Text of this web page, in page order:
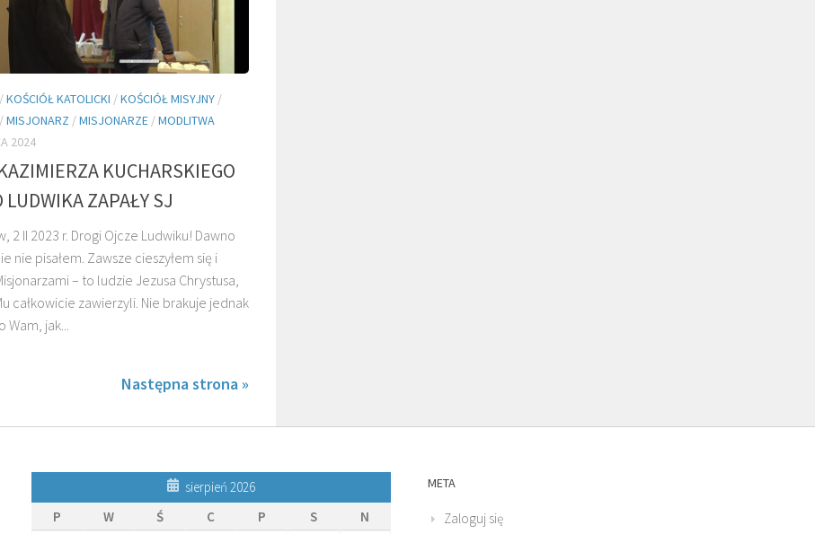
/KOŚCIÓŁ KATOLICKI /KOŚCIÓŁ MISYJNY /
/MISJONARZ /MISJONARZE /MODLITWA
2024
KUCHARSKIEGO
LUDWIKA ZAPAŁY SJ
2 II 2023 r. Drogi Ojcze Ludwiku! Dawno
nie pisałem. Zawsze cieszyłem się i
– to ludzie Jezusa Chrystusa,
całkowicie zawierzyli. Nie brakuje jednak
jak...
Następna strona »
sierpień 2026
P
W Ś C P S
N
META
Zaloguj się